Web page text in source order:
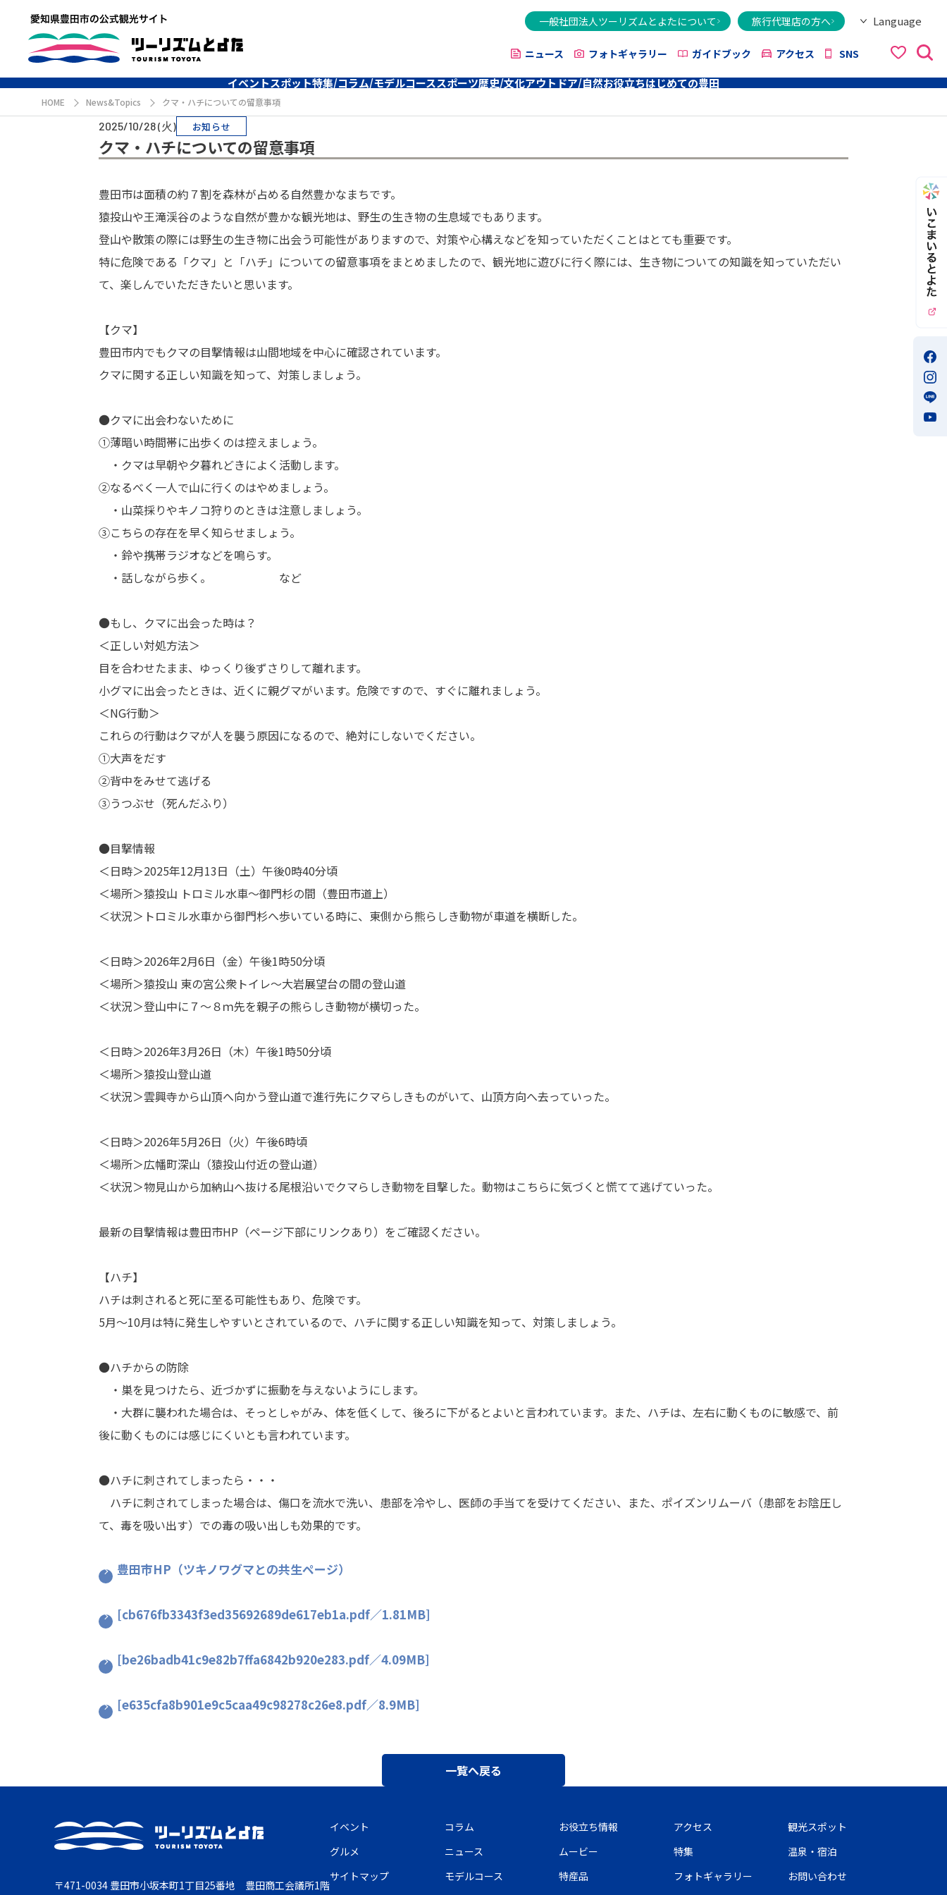
一般社団法人ツーリズムとよたについて 旅行代理店の方へ
Language
ქართული
ニュース フォトギャラリー ガイドブック アクセス SNS
イベントスポット特集/コラム/モデルコーススポーツ歴史/文化アウトドア/自然お役立ちはじめての豊田
HOME News&Topics クマ・ハチについての留意事項
2025/10/28 (火) お知らせ
クマ・ハチについての留意事項
豊田市は面積の約７割を森林が占める自然豊かなまちです。
猿投山や王滝渓谷のような自然が豊かな観光地は、野生の生き物の生息域でもあります。
登山や散策の際には野生の生き物に出会う可能性がありますので、対策や心構えなどを知っていただくことはとても重要です。
特に危険である「クマ」と「ハチ」についての留意事項をまとめましたので、観光地に遊びに行く際には、生き物についての知識を知っていただい
て、楽しんでいただきたいと思います。
【クマ】
豊田市内でもクマの目撃情報は山間地域を中心に確認されています。
クマに関する正しい知識を知って、対策しましょう。
●クマに出会わないために
①薄暗い時間帯に出歩くのは控えましょう。
・クマは早朝や夕暮れどきによく活動します。
②なるべく一人で山に行くのはやめましょう。
・山菜採りやキノコ狩りのときは注意しましょう。
③こちらの存在を早く知らせましょう。
・鈴や携帯ラジオなどを鳴らす。
・話しながら歩く。 など
●もし、クマに出会った時は？
＜正しい対処方法＞
目を合わせたまま、ゆっくり後ずさりして離れます。
小グマに出会ったときは、近くに親グマがいます。危険ですので、すぐに離れましょう。
＜NG行動＞
これらの行動はクマが人を襲う原因になるので、絶対にしないでください。
①大声をだす
②背中をみせて逃げる
③うつぶせ（死んだふり）
●目撃情報
＜日時＞2025年12月13日（土）午後0時40分頃
＜場所＞猿投山 トロミル水車～御門杉の間（豊田市道上）
＜状況＞トロミル水車から御門杉へ歩いている時に、東側から熊らしき動物が車道を横断した。
＜日時＞2026年2月6日（金）午後1時50分頃
＜場所＞猿投山 東の宮公衆トイレ～大岩展望台の間の登山道
＜状況＞登山中に７～８ｍ先を親子の熊らしき動物が横切った。
＜日時＞2026年3月26日（木）午後1時50分頃
＜場所＞猿投山登山道
＜状況＞雲興寺から山頂へ向かう登山道で進行先にクマらしきものがいて、山頂方向へ去っていった。
＜日時＞2026年5月26日（火）午後6時頃
＜場所＞広幡町深山（猿投山付近の登山道）
＜状況＞物見山から加納山へ抜ける尾根沿いでクマらしき動物を目撃した。動物はこちらに気づくと慌てて逃げていった。
最新の目撃情報は豊田市HP（ページ下部にリンクあり）をご確認ください。
【ハチ】
ハチは刺されると死に至る可能性もあり、危険です。
5月～10月は特に発生しやすいとされているので、ハチに関する正しい知識を知って、対策しましょう。
●ハチからの防除
・巣を見つけたら、近づかずに振動を与えないようにします。
・大群に襲われた場合は、そっとしゃがみ、体を低くして、後ろに下がるとよいと言われています。また、ハチは、左右に動くものに敏感で、前
後に動くものには感じにくいとも言われています。
●ハチに刺されてしまったら・・・
ハチに刺されてしまった場合は、傷口を流水で洗い、患部を冷やし、医師の手当てを受けてください、また、ポイズンリムーバ（患部をお陰圧し
て、毒を吸い出す）での毒の吸い出しも効果的です。
豊田市HP（ツキノワグマとの共生ページ）
[cb676fb3343f3ed35692689de617eb1a.pdf／1.81MB]
[be26badb41c9e82b7ffa6842b920e283.pdf／4.09MB]
[e635cfa8b901e9c5caa49c98278c26e8.pdf／8.9MB]
一覧へ戻る
〒471-0034 豊田市小坂本町1丁目25番地 豊田商工会議所1階
イベント コラム お役立ち情報 アクセス
観光スポット
グルメ
ニュース ムービー 特集
温泉・宿泊
サイトマップ
モデルコース 特産品 フォトギャラリー お問い合わせ